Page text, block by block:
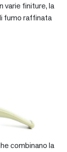
varie finiture, la
fumo raffinata
combinano la